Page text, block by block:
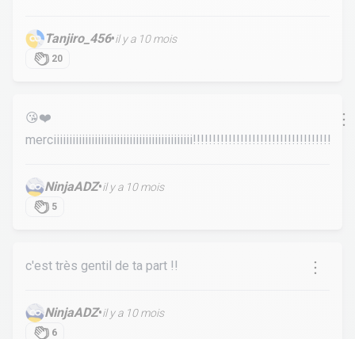
Tanjiro_456•il y a 10 mois
20
😘❤️
merciiiiiiiiiiiiiiiiiiiiiiiiiiiiiiiiiiiiiiiiiiii!!!!!!!!!!!!!!!!!!!!!!!!!!!!!!!!!!!
NinjaADZ•il y a 10 mois
5
c'est très gentil de ta part !!
NinjaADZ•il y a 10 mois
6